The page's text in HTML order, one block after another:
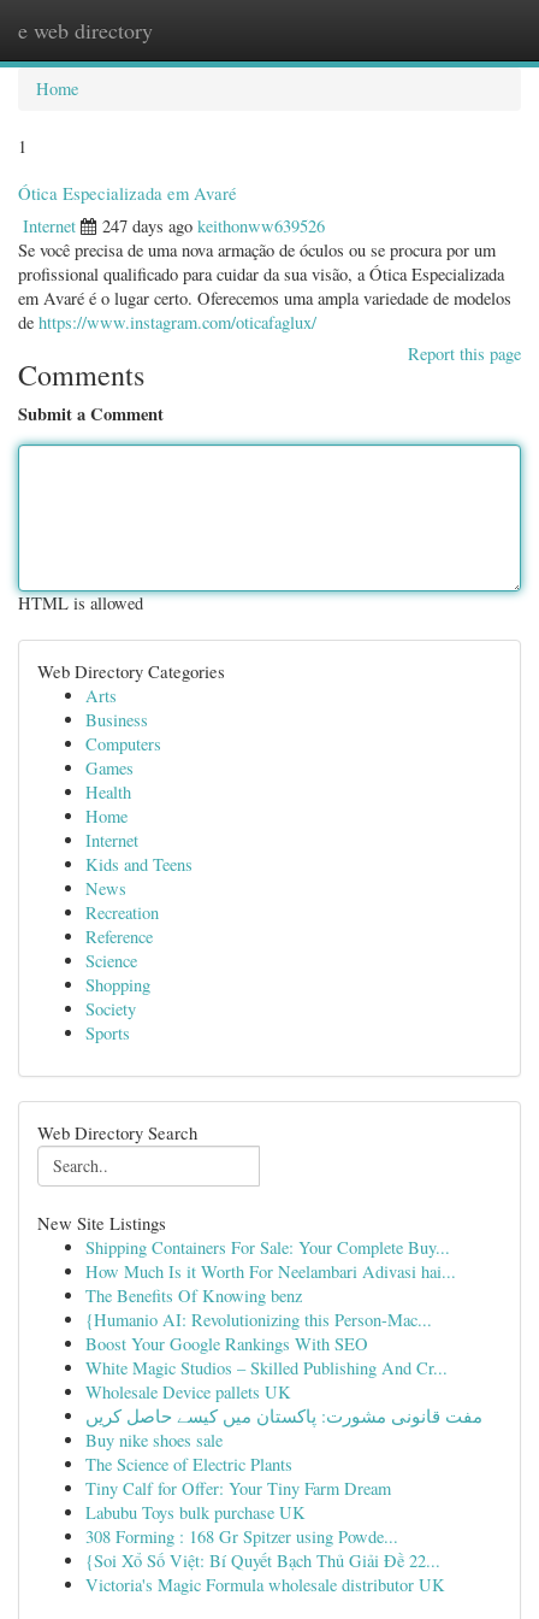
e web directory
Home
1
Ótica Especializada em Avaré
Internet 247 days ago keithonww639526
Se você precisa de uma nova armação de óculos ou se procura por um
profissional qualificado para cuidar da sua visão, a Ótica Especializada
em Avaré é o lugar certo. Oferecemos uma ampla variedade de modelos
de https://www.instagram.com/oticafaglux/
Report this page
Comments
Submit a Comment
HTML is allowed
Web Directory Categories
Arts
Business
Computers
Games
Health
Home
Internet
Kids and Teens
News
Recreation
Reference
Science
Shopping
Society
Sports
Web Directory Search
New Site Listings
Shipping Containers For Sale: Your Complete Buy...
How Much Is it Worth For Neelambari Adivasi hai...
The Benefits Of Knowing benz
{Humanio AI: Revolutionizing this Person-Mac...
Boost Your Google Rankings With SEO
White Magic Studios – Skilled Publishing And Cr...
Wholesale Device pallets UK
مفت قانونی مشورت: پاکستان میں کیسے حاصل کریں
Buy nike shoes sale
The Science of Electric Plants
Tiny Calf for Offer: Your Tiny Farm Dream
Labubu Toys bulk purchase UK
308 Forming : 168 Gr Spitzer using Powde...
{Soi Xổ Số Việt: Bí Quyết Bạch Thủ Giải Đề 22...
Victoria's Magic Formula wholesale distributor UK